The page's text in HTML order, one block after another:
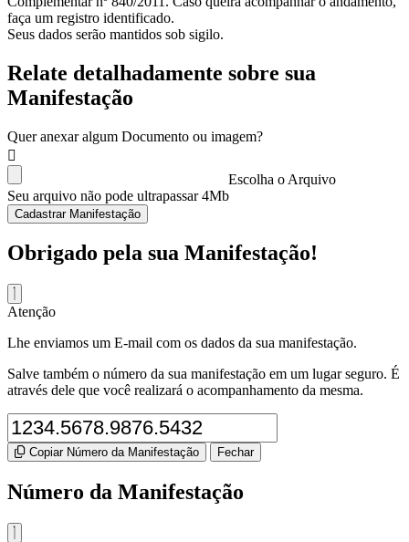
faça um registro identificado.
Seus dados serão mantidos sob sigilo.
Relate detalhadamente sobre sua
Manifestação
Quer anexar algum Documento ou imagem?
Escolha o Arquivo
Seu arquivo não pode ultrapassar 4Mb
Cadastrar Manifestação
Obrigado pela sua Manifestação!
Atenção
Lhe enviamos um E-mail com os dados da sua manifestação.
Salve também o número da sua manifestação em um lugar seguro. É
através dele que você realizará o acompanhamento da mesma.
Copiar Número da Manifestação Fechar
Número da Manifestação